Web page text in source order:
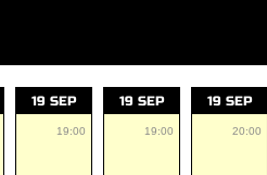
19 SEP
19:00
19 SEP
19:00
19 SEP
20:00